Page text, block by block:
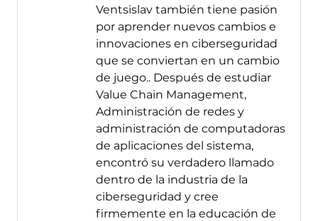
Ventsislav también tiene pasión
por aprender nuevos cambios e
innovaciones en ciberseguridad
que se conviertan en un cambio
de juego.. Después de estudiar
Value Chain Management,
Administración de redes y
administración de computadoras
de aplicaciones del sistema,
encontró su verdadero llamado
dentro de la industria de la
ciberseguridad y cree
firmemente en la educación de